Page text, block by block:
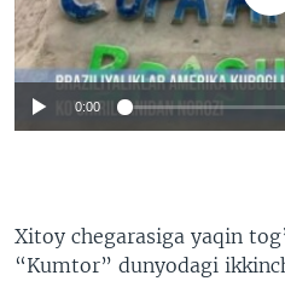
0:00
Xitoy chegarasiga yaqin
“Kumtor” dunyodagi